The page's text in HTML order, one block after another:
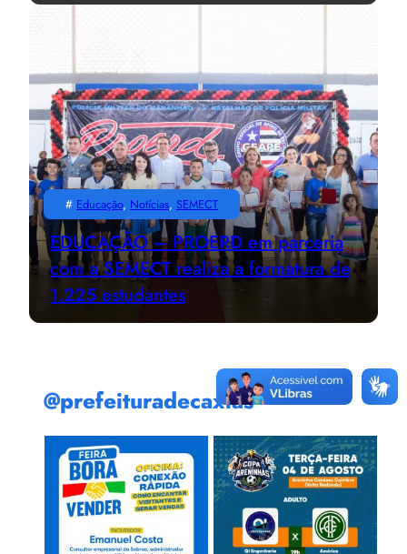
# Educação, Notícias, SEMECT
EDUCAÇÃO – PROERD em parceria
com a SEMECT realiza a formatura de
1.225 estudantes
@prefeituradecaxias